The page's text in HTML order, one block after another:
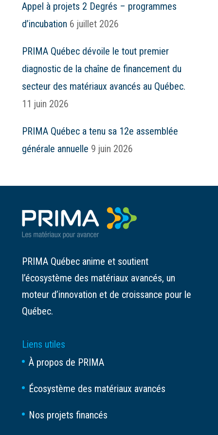
Appel à projets 2 Degrés – programmes
d’incubation 6 juillet 2026
PRIMA Québec dévoile le tout premier
diagnostic de la chaîne de financement du
secteur des matériaux avancés au Québec.
11 juin 2026
PRIMA Québec a tenu sa 12e assemblée
générale annuelle 9 juin 2026
PRIMA Québec anime et soutient
l’écosystème des matériaux avancés, un
moteur d’innovation et de croissance pour le
Québec.
Liens utiles
À propos de PRIMA
Écosystème des matériaux avancés
Nos projets financés